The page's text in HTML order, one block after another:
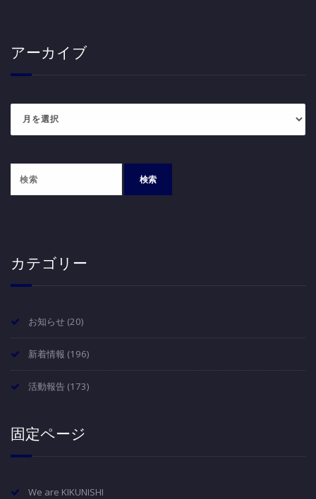
アーカイブ
カテゴリー
お知らせ (20)
新着情報 (196)
活動報告 (173)
固定ページ
We are KIKUNISHI